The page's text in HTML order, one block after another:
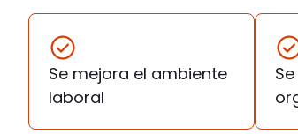
Se mejora el ambiente
laboral